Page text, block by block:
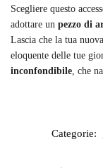
Scegliere questo
adottare un pezzo di
Lascia che la tua
eloquente delle tue
inconfondibile, che
Categorie: